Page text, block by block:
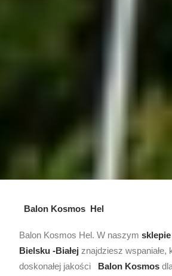
Balon Kosmos Hel
Balon Kosmos Hel. W naszym sklepie
Bielsku -Białej znajdziesz wspaniałe,
doskonałej jakości
Balon Kosmos